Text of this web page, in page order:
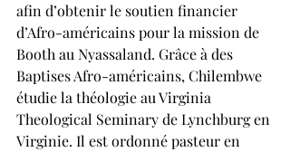
afin d’obtenir le soutien financier
d’Afro-américains pour la mission de
Booth au Nyassaland. Grâce à des
Baptises Afro-américains, Chilembwe
étudie la théologie au Virginia
Theological Seminary de Lynchburg en
Virginie. Il est ordonné pasteur en